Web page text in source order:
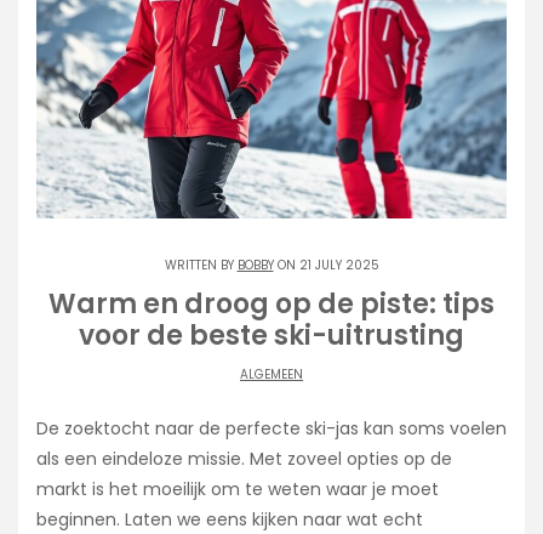
WRITTEN BY BOBBYON 21 JULY 2025
Warm en droog op de piste: tips
voor de beste ski-uitrusting
ALGEMEEN
De zoektocht naar de perfecte ski-jas kan soms voelen
als een eindeloze missie. Met zoveel opties op de
markt is het moeilijk om te weten waar je moet
beginnen. Laten we eens kijken naar wat echt